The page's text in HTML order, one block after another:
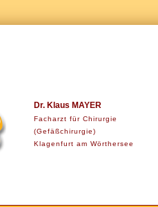
Dr. Klaus MAYER
Facharzt für Chirurgie
(Gefäßchirurgie)
Klagenfurt am Wörthersee